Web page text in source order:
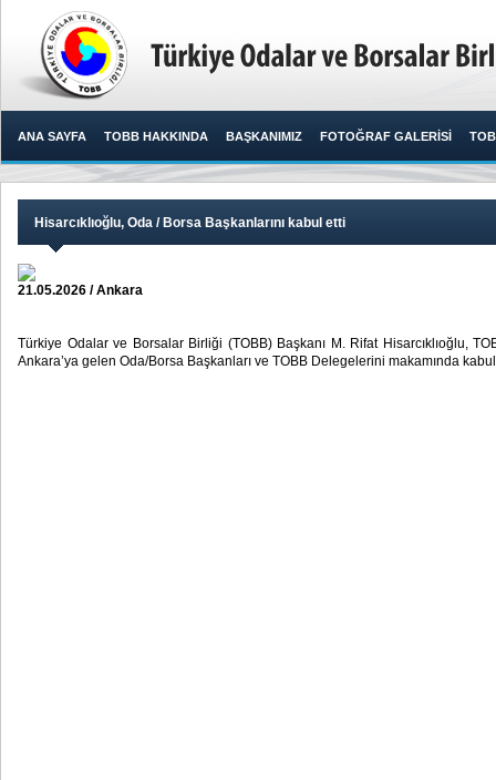
ANA SAYFA TOBB HAKKINDA BAŞKANIMIZ FOTOĞRAF GALERİSİ
Hisarcıklıoğlu, Oda / Borsa Başkanlarını kabul etti
21.05.2026 / Ankara
Türkiye Odalar ve Borsalar Birliği (TOBB) Başkanı M. Rifat Hisarcıklıoğlu,
Ankara’ya gelen Oda/Borsa Başkanları ve TOBB Delegelerini makamında